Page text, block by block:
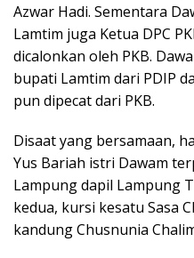
Azwar Hadi. Sementara
Lamtim juga Ketua DPC
dicalonkan oleh PKB.
bupati Lamtim dari PDIP
pun dipecat dari PKB.
Disaat yang bersamaan,
Yus Bariah istri Dawam
Lampung dapil Lampung
kedua, kursi kesatu Sasa
kandung Chusnunia